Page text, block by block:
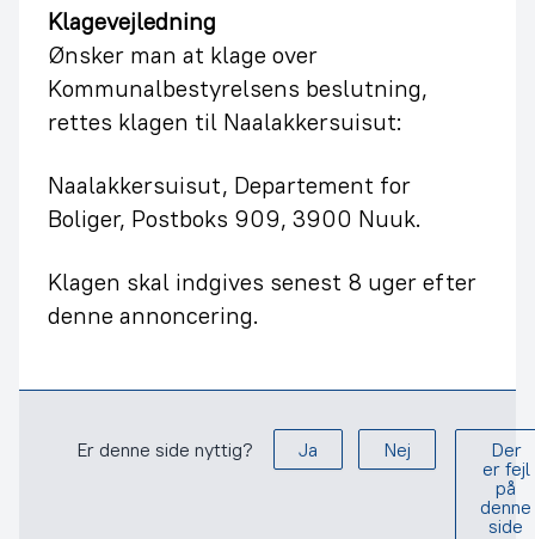
Klagevejledning
Ønsker man at klage over
Kommunalbestyrelsens beslutning,
rettes klagen til Naalakkersuisut:
Naalakkersuisut, Departement for
Boliger, Postboks 909, 3900 Nuuk.
Klagen skal indgives senest 8 uger efter
denne annoncering.
Er denne side nyttig? Ja Nej
Der
er fejl
på
denne
side